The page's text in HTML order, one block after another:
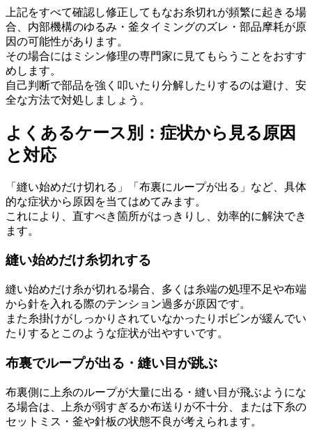
上記をすべて確認し修正してもなお糸切れが頻繁に起きる場
合、内部機構のゆるみ・釜タイミングのズレ・部品摩耗が原
因の可能性があります。
その場合にはミシン修理の専門家に見てもらうことをおすす
めします。
自己判断で部品を強く叩いたり分解したりするのは避け、安
全な方法で対処しましょう。
よくあるケース別：症状から見る原因
と対応
「縫い始めだけ切れる」「布裏にループが出る」など、具体
的な症状から原因を当てはめてみます。
これにより、直すべき箇所がはっきりし、効率的に解決でき
ます。
縫い始めだけ糸切れする
縫い始めだけ糸が切れる場合、多くは糸端の処理不足や布端
から針を入れる際のテンション過多が原因です。
また糸掛けがしっかりされていなかったりボビンが緩んでい
たりするとこのような症状が出やすいです。
布裏でループが出る・縫い目が跳ぶ
布裏側に上糸のループが大量に出る・縫い目が飛ぶようにな
る場合は、上糸が弱すぎるか布送りが不十分、または下糸の
セットミス・釜や針板の状態不良が考えられます。